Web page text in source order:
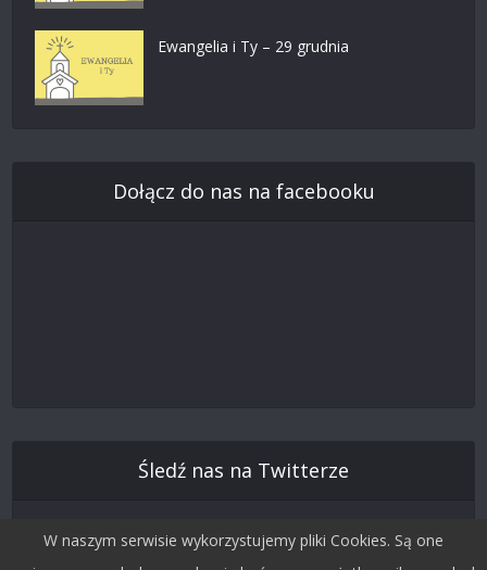
Ewangelia i Ty – 29 grudnia
Dołącz do nas na facebooku
Śledź nas na Twitterze
W naszym serwisie wykorzystujemy pliki Cookies. Są one